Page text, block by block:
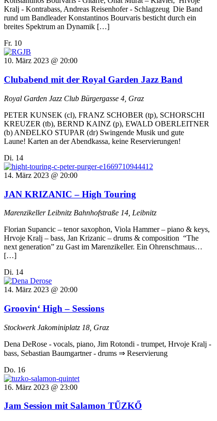
Kralj - Kontrabass, Andreas Reisenhofer - Schlagzeug Die Band
rund um Bandleader Konstantinos Bourvaris besticht durch ein
breites Spektrum an Dynamik […]
Fr. 10
10. März 2023 @ 20:00
Clubabend mit der Royal Garden Jazz Band
Royal Garden Jazz Club Bürgergasse 4, Graz
PETER KUNSEK (cl), FRANZ SCHOBER (tp), SCHORSCHI
KREUZER (tb), BERND KAINZ (p), EWALD OBERLEITNER
(b) ANÐELKO STUPAR (dr) Swingende Musik und gute
Laune! Karten an der Abendkassa, keine Reservierungen!
Di. 14
14. März 2023 @ 20:00
JAN KRIZANIC – High Touring
Marenzikeller Leibnitz Bahnhofstraße 14, Leibnitz
Florian Supancic – tenor saxophon, Viola Hammer – piano & keys,
Hrvoje Kralj – bass, Jan Krizanic – drums & composition “The
next generation” zu Gast im Marenzikeller. Ein Ohrenschmaus…
[…]
Di. 14
14. März 2023 @ 20:00
Groovin‘ High – Sessions
StockwerkJakominiplatz 18, Graz
Dena DeRose - vocals, piano, Jim Rotondi - trumpet, Hrvoje Kralj -
bass, Sebastian Baumgartner - drums ⇒ Reservierung
Do. 16
16. März 2023 @ 23:00
Jam Session mit Salamon TŰZKŐ